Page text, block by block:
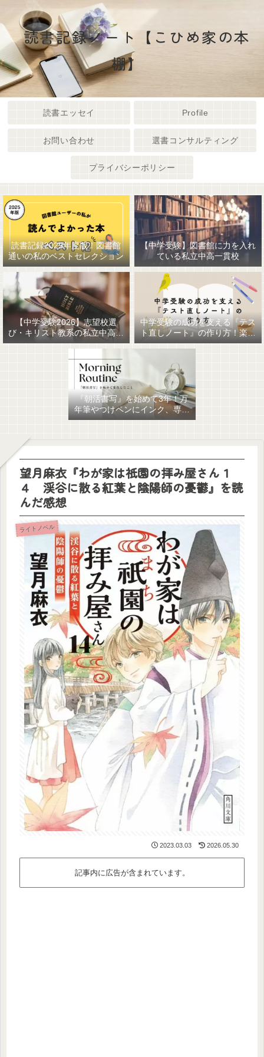
読書記録ノート【こひめ家の本
棚】
読書エッセイ Profile
お問い合わせ 選書コンサルティング
プライバシーポリシー
読書記録2025年度版！図書館
通いの私のベストセレクション
【中学受験】図書館に力を入れ
ている私立中高一貫校
【中学受験2026】志望校選
び・キリスト教系の私立中高一
貫女子校を調べてみました
中学受験の成功を支える『テス
ト直しノート』の作り方！楽に
作るための最強おすすめ文房具
『朝活書写』を始めて3年！万
年筆やつけペンにインク、専用
ノート、毎日が充実していま
望月麻衣『わが家は祇園の拝み屋さん１
４ 渓谷に散る紅葉と陰陽師の憂鬱』を読
んだ感想
ライトノベル
2023.03.03 2026.05.30
記事内に広告が含まれています。